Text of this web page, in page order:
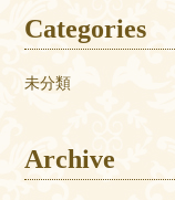
Categories
未分類
Archive